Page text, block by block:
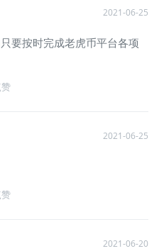
2021-06-25
要按时完成老虎币平台各项
赞
2021-06-25
赞
2021-06-20